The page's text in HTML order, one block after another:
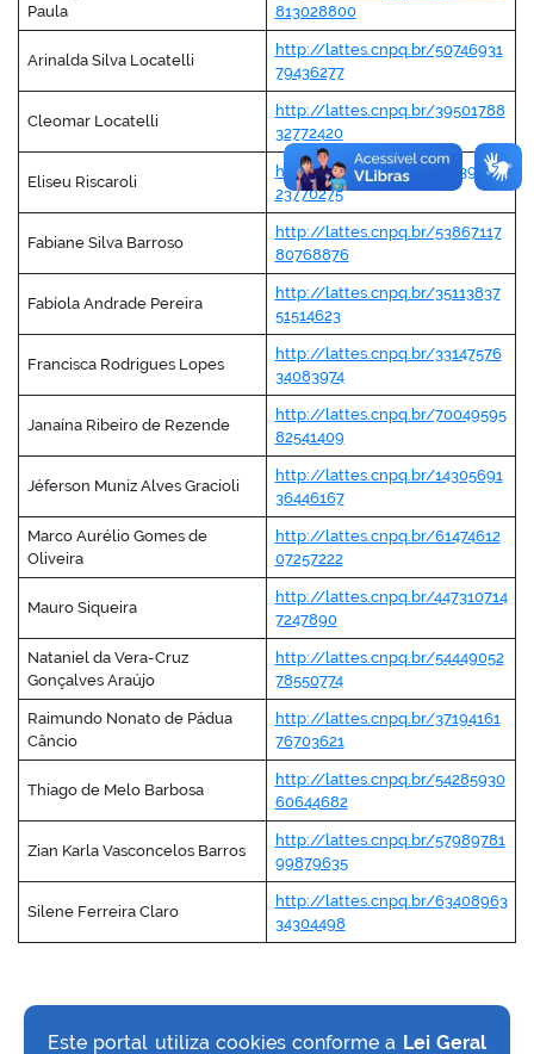
portal
Paula
813028800
Arinalda Silva Locatelli
http://lattes.cnpq.br/50746931
79436277
Cleomar Locatelli
http://lattes.cnpq.br/39501788
32772420
Eliseu Riscaroli
http://lattes.cnpq.br/21539492
23770275
Fabiane Silva Barroso
http://lattes.cnpq.br/53867117
80768876
Fabíola Andrade Pereira
http://lattes.cnpq.br/35113837
51514623
Francisca Rodrigues Lopes
http://lattes.cnpq.br/33147576
34083974
Janaína Ribeiro de Rezende
http://lattes.cnpq.br/70049595
82541409
Jéferson Muniz Alves Gracioli
http://lattes.cnpq.br/14305691
36446167
Marco Aurélio Gomes de
Oliveira
http://lattes.cnpq.br/61474612
07257222
Mauro Siqueira
http://lattes.cnpq.br/447310714
7247890
Nataniel da Vera-Cruz
Gonçalves Araújo
http://lattes.cnpq.br/54449052
78550774
Raimundo Nonato de Pádua
Câncio
http://lattes.cnpq.br/37194161
76703621
Thiago de Melo Barbosa
http://lattes.cnpq.br/54285930
60644682
Zian Karla Vasconcelos Barros
http://lattes.cnpq.br/57989781
99879635
Silene Ferreira Claro
http://lattes.cnpq.br/63408963
34304498
Este portal utiliza cookies conforme a Lei Geral